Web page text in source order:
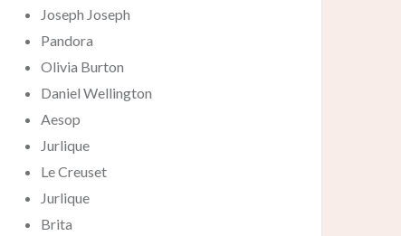
Joseph Joseph
Pandora
Olivia Burton
Daniel Wellington
Aesop
Jurlique
Le Creuset
Jurlique
Brita